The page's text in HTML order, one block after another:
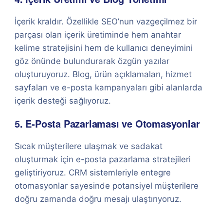
İçerik kraldır. Özellikle SEO’nun vazgeçilmez bir
parçası olan içerik üretiminde hem anahtar
kelime stratejisini hem de kullanıcı deneyimini
göz önünde bulundurarak özgün yazılar
oluşturuyoruz. Blog, ürün açıklamaları, hizmet
sayfaları ve e-posta kampanyaları gibi alanlarda
içerik desteği sağlıyoruz.
5. E-Posta Pazarlaması ve Otomasyonlar
Sıcak müşterilere ulaşmak ve sadakat
oluşturmak için e-posta pazarlama stratejileri
geliştiriyoruz. CRM sistemleriyle entegre
otomasyonlar sayesinde potansiyel müşterilere
doğru zamanda doğru mesajı ulaştırıyoruz.